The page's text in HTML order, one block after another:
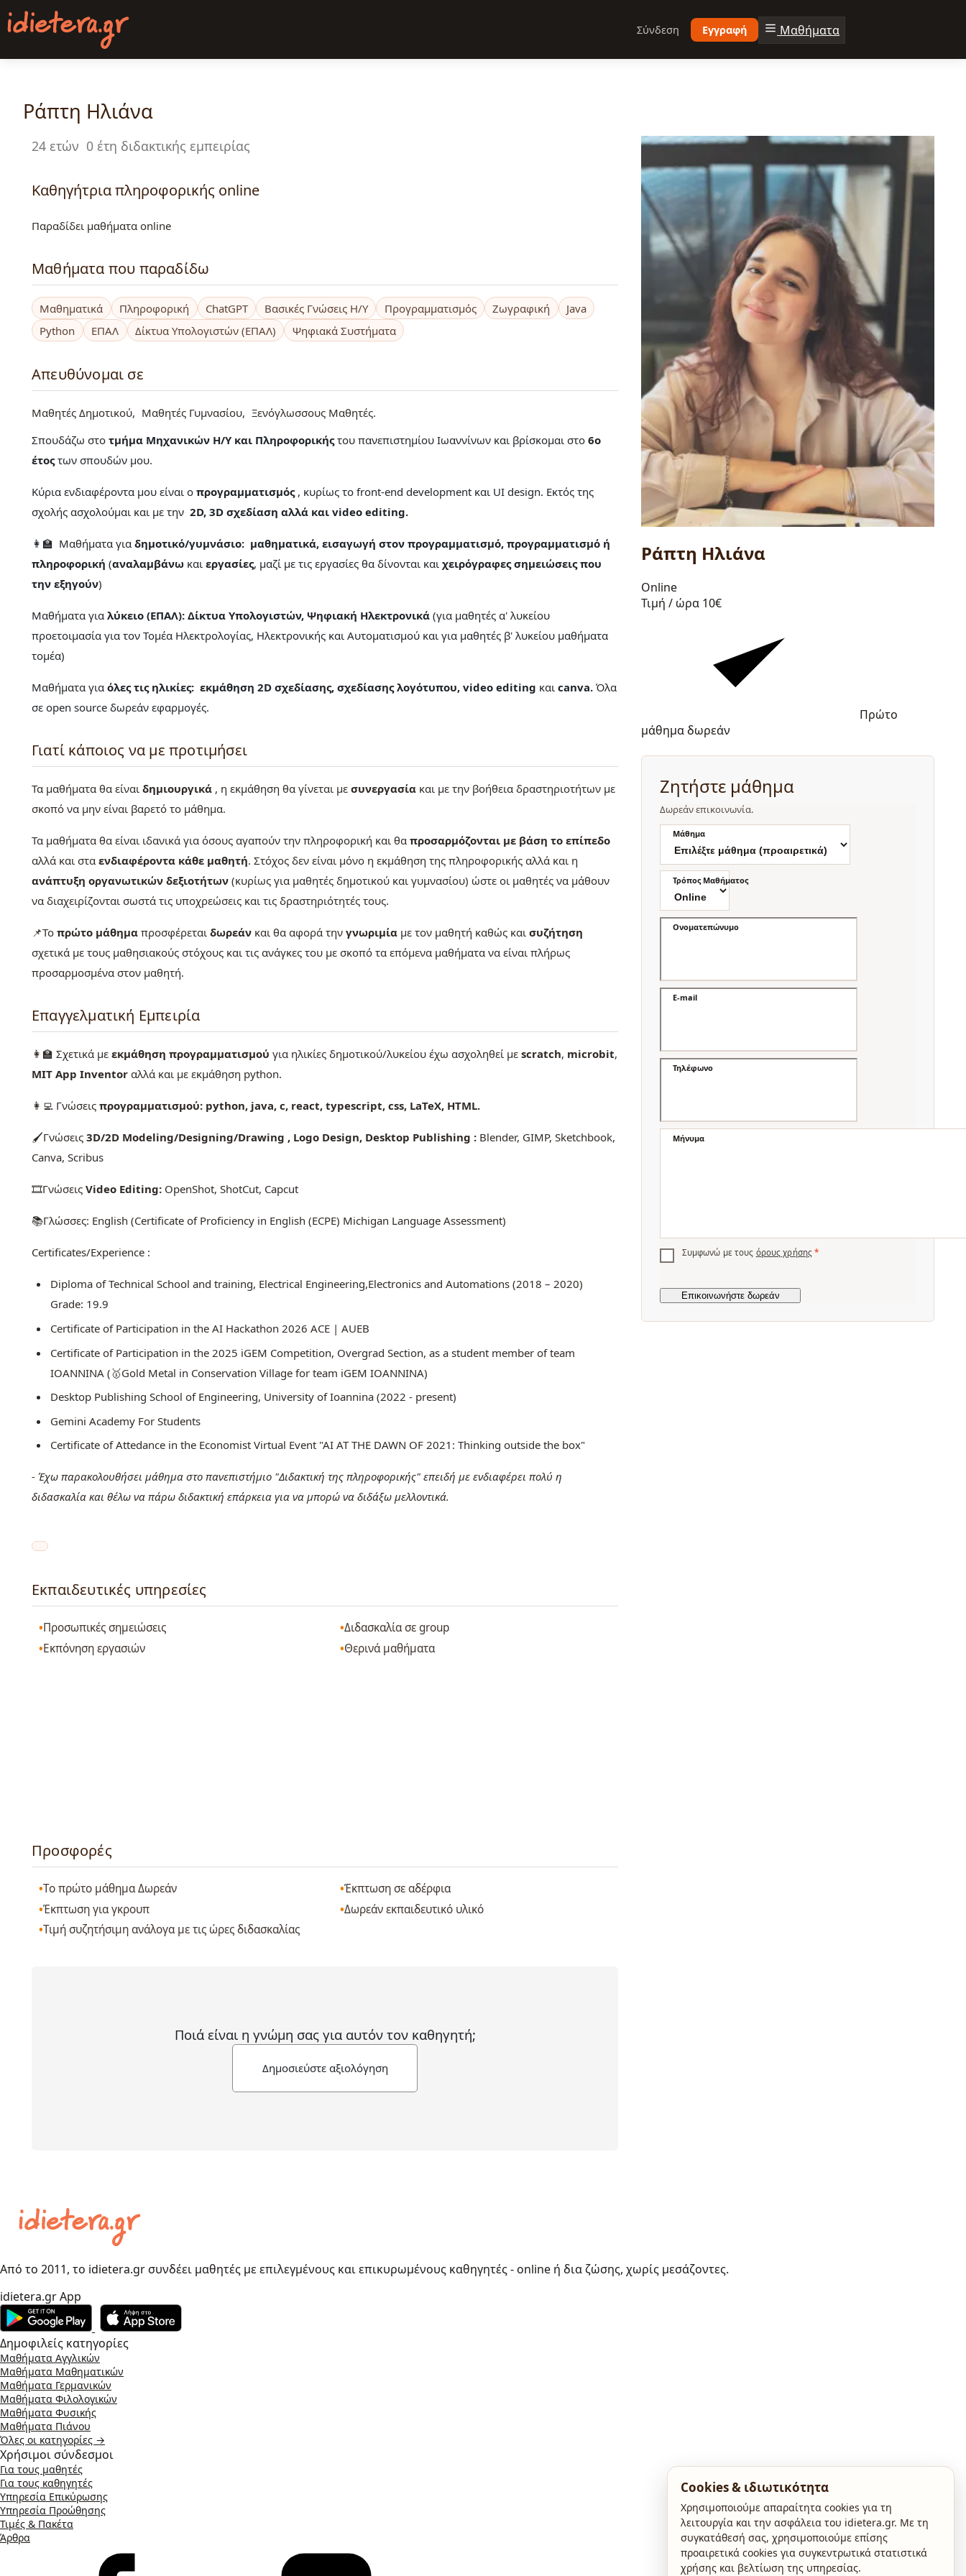
Παράκαμψη
προς
κυρίως
Σύνδεση Εγγραφή Μαθήματα
Ράπτη Ηλιάνα
24 ετών 0 έτη διδακτικής εμπειρίας
Καθηγήτρια πληροφορικής online
Παραδίδει μαθήματα online
Μαθήματα που παραδίδω
Μαθηματικά Πληροφορική ChatGPT Βασικές Γνώσεις Η/Υ Προγραμματισμός Ζωγραφική
Java
Python
ΕΠΑΛ Δίκτυα Υπολογιστών (ΕΠΑΛ) Ψηφιακά Συστήματα
Απευθύνομαι σε
Μαθητές Δημοτικού Μαθητές Γυμνασίου
Ξενόγλωσσους Μαθητές
Σπουδάζω στο τμήμα Μηχανικών Η/Υ και Πληροφορικήςτου πανεπιστημίου Ιωαννίνων και βρίσκομαι στο 6ο
έτοςτων σπουδών μου.
Κύρια ενδιαφέροντα μου είναι ο προγραμματισμός, κυρίως το front-end development και UI design. Εκτός της
σχολής ασχολούμαι και με την 2D, 3D σχεδίαση αλλά και video editing.
👩‍🏫 Μαθήματα για δημοτικό/γυμνάσιο: μαθηματικά, εισαγωγή στον προγραμματισμό, προγραμματισμό ή
πληροφορική (αναλαμβάνω και εργασίες, μαζί με τις εργασίες θα δίνονται και χειρόγραφες σημειώσεις που
την εξηγούν)
Μαθήματα για λύκειο (ΕΠΑΛ): Δίκτυα Υπολογιστών, Ψηφιακή Ηλεκτρονικά (για μαθητές α' λυκείου
προετοιμασία για τον Τομέα Ηλεκτρολογίας, Ηλεκτρονικής και Αυτοματισμού και για μαθητές β' λυκείου μαθήματα
τομέα)
Μαθήματα για όλες τις ηλικίες: εκμάθηση 2D σχεδίασης, σχεδίασης λογότυπου, video editing και canva. Όλα
σε open source δωρεάν εφαρμογές.
Γιατί κάποιος να με προτιμήσει
Τα μαθήματα θα είναι δημιουργικά , η εκμάθηση θα γίνεται με συνεργασία και με την βοήθεια δραστηριοτήτων με
σκοπό να μην είναι βαρετό το μάθημα.
Τα μαθήματα θα είναι ιδανικά για όσους αγαπούν την πληροφορική και θα προσαρμόζονται με βάση το επίπεδο
αλλά και στα ενδιαφέροντα κάθε μαθητή. Στόχος δεν είναι μόνο η εκμάθηση της πληροφορικής αλλά και η
ανάπτυξη οργανωτικών δεξιοτήτων (κυρίως για μαθητές δημοτικού και γυμνασίου) ώστε οι μαθητές να μάθουν
να διαχειρίζονται σωστά τις υποχρεώσεις και τις δραστηριότητές τους.
📌Το πρώτο μάθημα προσφέρεται δωρεάν και θα αφορά την γνωριμία με τον μαθητή καθώς και συζήτηση
σχετικά με τους μαθησιακούς στόχους και τις ανάγκες του με σκοπό τα επόμενα μαθήματα να είναι πλήρως
προσαρμοσμένα στον μαθητή.
Επαγγελματική Εμπειρία
👩‍🏫 Σχετικά με εκμάθηση προγραμματισμού για ηλικίες δημοτικού/λυκείου έχω ασχοληθεί με scratch, microbit,
MIT App Inventor αλλά και με εκμάθηση python.
👩‍💻 Γνώσεις προγραμματισμού: python, java, c, react, typescript, css, LaTeX, HTML.
🖌️Γνώσεις 3D/2D Modeling/Designing/Drawing , Logo Design, Desktop Publishing : Blender, GIMP, Sketchbook,
Canva, Scribus
🎞️Γνώσεις Video Editing: OpenShot, ShotCut, Capcut
📚Γλώσσες: English (Certificate of Proficiency in English (ECPE) Michigan Language Assessment)
Certificates/Experience :
Diploma of Technical School and training, Electrical Engineering,Electronics and Automations (2018 – 2020)
Grade: 19.9
Certificate of Participation in the AI Hackathon 2026 ACE | AUEB
Certificate of Participation in the 2025 iGEM Competition, Overgrad Section, as a student member of team
IOANNINA (🥇Gold Metal in Conservation Village for team iGEM IOANNINA)
Desktop Publishing School of Engineering, University of Ioannina (2022 - present)
Gemini Academy For Students
Certificate of Attedance in the Economist Virtual Event "AI AT THE DAWN OF 2021: Thinking outside the box"
- Έχω παρακολουθήσει μάθημα στο πανεπιστήμιο "Διδακτική της πληροφορικής" επειδή με ενδιαφέρει πολύ η
διδασκαλία και θέλω να πάρω διδακτική επάρκεια για να μπορώ να διδάξω μελλοντικά.
Εκπαιδευτικές υπηρεσίες
Προσωπικές σημειώσεις
Διδασκαλία σε group
Εκπόνηση εργασιών
Θερινά μαθήματα
Προσφορές
Το πρώτο μάθημα Δωρεάν
Έκπτωση σε αδέρφια
Έκπτωση για γκρουπ
Δωρεάν εκπαιδευτικό υλικό
Τιμή συζητήσιμη ανάλογα με τις ώρες διδασκαλίας
Ποιά είναι η γνώμη σας για αυτόν τον καθηγητή;
Δημοσιεύστε αξιολόγηση
Ράπτη Ηλιάνα
Online
Τιμή / ώρα 10€
Πρώτο
μάθημα δωρεάν
Ζητήστε μάθημα
Δωρεάν επικοινωνία.
Μάθημα
Τρόπος Μαθήματος
Ονοματεπώνυμο
E-mail
Τηλέφωνο
Μήνυμα
Συμφωνώ με τους όρους χρήσης *
Από το 2011, το idietera.gr συνδέει μαθητές με επιλεγμένους και επικυρωμένους καθηγητές - online ή δια ζώσης, χωρίς μεσάζοντες.
idietera.gr App
Δημοφιλείς κατηγορίες
Μαθήματα Αγγλικών
Μαθήματα Μαθηματικών
Μαθήματα Γερμανικών
Μαθήματα Φιλολογικών
Μαθήματα Φυσικής
Μαθήματα Πιάνου
Όλες οι κατηγορίες →
Χρήσιμοι σύνδεσμοι
Για τους μαθητές
Για τους καθηγητές
Υπηρεσία Επικύρωσης
Υπηρεσία Προώθησης
Τιμές & Πακέτα
Άρθρα
Cookies & ιδιωτικότητα
Χρησιμοποιούμε απαραίτητα cookies για τη
λειτουργία και την ασφάλεια του idietera.gr. Με τη
συγκατάθεσή σας, χρησιμοποιούμε επίσης
προαιρετικά cookies για συγκεντρωτικά στατιστικά
χρήσης και βελτίωση της υπηρεσίας.